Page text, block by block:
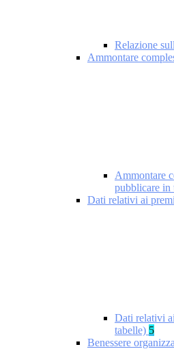
Relazione
Ammontare
Ammontare
pubblicare in
Dati relativi ai premi
Dati relativi
tabelle) 5
Benessere